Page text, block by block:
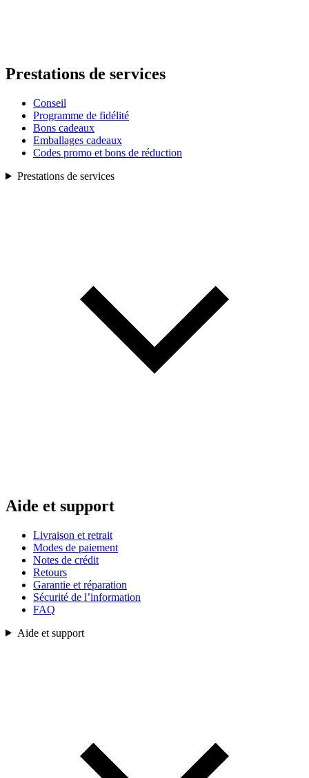
Prestations de services
Conseil
Programme de fidélité
Bons cadeaux
Emballages cadeaux
Codes promo et bons de réduction
Prestations de services
Aide et support
Livraison et retrait
Modes de paiement
Notes de crédit
Retours
Garantie et réparation
Sécurité de l’information
FAQ
Aide et support